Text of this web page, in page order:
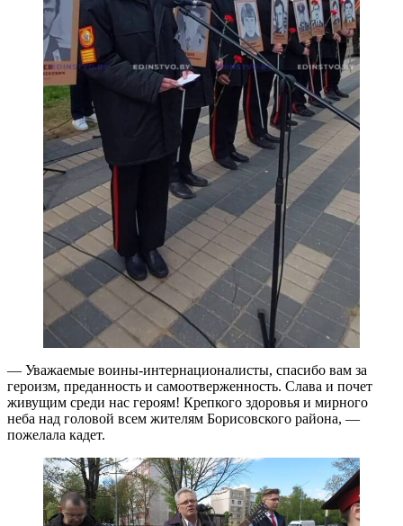
— Уважаемые воины-интернационалисты, спасибо вам за
героизм, преданность и самоотверженность. Слава и почет
живущим среди нас героям! Крепкого здоровья и мирного
неба над головой всем жителям Борисовского района, —
пожелала кадет.